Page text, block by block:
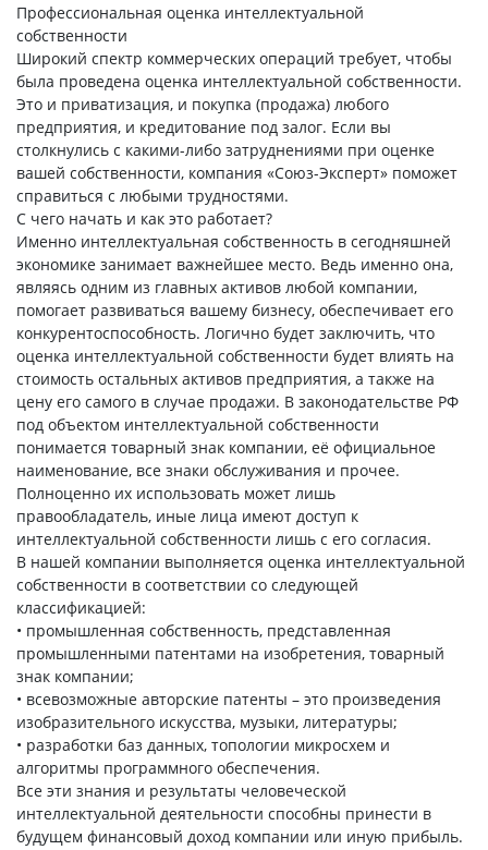
Профессиональная оценка интеллектуальной
собственности
Широкий спектр коммерческих операций требует, чтобы
была проведена оценка интеллектуальной собственности.
Это и приватизация, и покупка (продажа) любого
предприятия, и кредитование под залог. Если вы
столкнулись с какими-либо затруднениями при оценке
вашей собственности, компания «Союз-Эксперт» поможет
справиться с любыми трудностями.
С чего начать и как это работает?
Именно интеллектуальная собственность в сегодняшней
экономике занимает важнейшее место. Ведь именно она,
являясь одним из главных активов любой компании,
помогает развиваться вашему бизнесу, обеспечивает его
конкурентоспособность. Логично будет заключить, что
оценка интеллектуальной собственности будет влиять на
стоимость остальных активов предприятия, а также на
цену его самого в случае продажи. В законодательстве РФ
под объектом интеллектуальной собственности
понимается товарный знак компании, её официальное
наименование, все знаки обслуживания и прочее.
Полноценно их использовать может лишь
правообладатель, иные лица имеют доступ к
интеллектуальной собственности лишь с его согласия.
В нашей компании выполняется оценка интеллектуальной
собственности в соответствии со следующей
классификацией:
• промышленная собственность, представленная
промышленными патентами на изобретения, товарный
знак компании;
• всевозможные авторские патенты – это произведения
изобразительного искусства, музыки, литературы;
• разработки баз данных, топологии микросхем и
алгоритмы программного обеспечения.
Все эти знания и результаты человеческой
интеллектуальной деятельности способны принести в
будущем финансовый доход компании или иную прибыль.